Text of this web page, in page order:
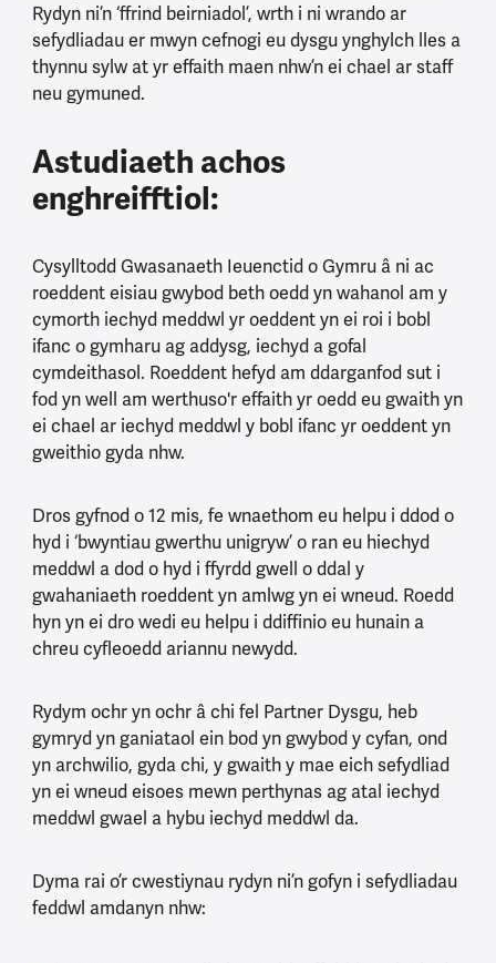
Rydyn ni’n ‘ffrind beirniadol’, wrth i ni wrando ar
sefydliadau er mwyn cefnogi eu dysgu ynghylch lles a
thynnu sylw at yr effaith maen nhw’n ei chael ar staff
neu gymuned.
Astudiaeth achos
enghreifftiol:
Cysylltodd Gwasanaeth Ieuenctid o Gymru â ni ac
roeddent eisiau gwybod beth oedd yn wahanol am y
cymorth iechyd meddwl yr oeddent yn ei roi i bobl
ifanc o gymharu ag addysg, iechyd a gofal
cymdeithasol. Roeddent hefyd am ddarganfod sut i
fod yn well am werthuso'r effaith yr oedd eu gwaith yn
ei chael ar iechyd meddwl y bobl ifanc yr oeddent yn
gweithio gyda nhw.
Dros gyfnod o 12 mis, fe wnaethom eu helpu i ddod o
hyd i ‘bwyntiau gwerthu unigryw’ o ran eu hiechyd
meddwl a dod o hyd i ffyrdd gwell o ddal y
gwahaniaeth roeddent yn amlwg yn ei wneud. Roedd
hyn yn ei dro wedi eu helpu i ddiffinio eu hunain a
chreu cyfleoedd ariannu newydd.
Rydym ochr yn ochr â chi fel Partner Dysgu, heb
gymryd yn ganiataol ein bod yn gwybod y cyfan, ond
yn archwilio, gyda chi, y gwaith y mae eich sefydliad
yn ei wneud eisoes mewn perthynas ag atal iechyd
meddwl gwael a hybu iechyd meddwl da.
Dyma rai o’r cwestiynau rydyn ni’n gofyn i sefydliadau
feddwl amdanyn nhw: